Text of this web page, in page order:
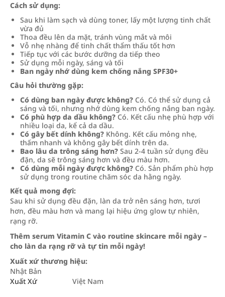
Cách sử dụng:
Sau khi làm sạch và dùng toner, lấy một lượng tinh chất
vừa đủ
Thoa đều lên da mặt, tránh vùng mắt và môi
Vỗ nhẹ nhàng để tinh chất thẩm thấu tốt hơn
Tiếp tục với các bước dưỡng da tiếp theo
Sử dụng mỗi ngày, sáng và tối
Ban ngày nhớ dùng kem chống nắng SPF30+
Câu hỏi thường gặp:
Có dùng ban ngày được không? Có. Có thể sử dụng cả
sáng và tối, nhưng nhớ dùng kem chống nắng ban ngày.
Có phù hợp da dầu không? Có. Kết cấu nhẹ phù hợp với
nhiều loại da, kể cả da dầu.
Có gây bết dính không? Không. Kết cấu mỏng nhẹ,
thấm nhanh và không gây bết dính trên da.
Bao lâu da trông sáng hơn? Sau 2-4 tuần sử dụng đều
đặn, da sẽ trông sáng hơn và đều màu hơn.
Có dùng mỗi ngày được không? Có. Sản phẩm phù hợp
sử dụng trong routine chăm sóc da hằng ngày.
Kết quả mong đợi:
Sau khi sử dụng đều đặn, làn da trở nên sáng hơn, tươi
hơn, đều màu hơn và mang lại hiệu ứng glow tự nhiên,
rạng rỡ.
Thêm serum Vitamin C vào routine skincare mỗi ngày –
cho làn da rạng rỡ và tự tin mỗi ngày!
Xuất xứ thương hiệu:
Nhật Bản
Xuất Xứ
Việt Nam